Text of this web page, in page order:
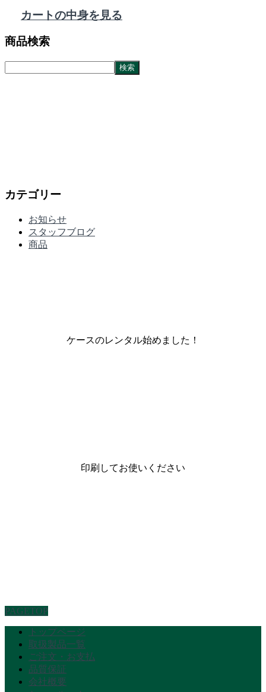
カートの中身を見る
商品検索
カテゴリー
お知らせ
スタッフブログ
商品
ケースのレンタル始めました！
印刷してお使いください
PAGETOP
トップページ
取扱製品一覧
ご注文・お支払
品質保証
会社概要